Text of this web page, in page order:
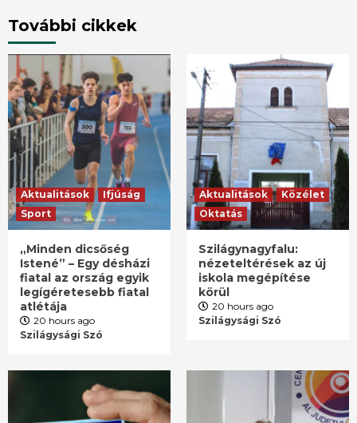
További cikkek
Aktualitások
Ifjúság
Sport
„Minden dicsőség
Istené” – Egy désházi
fiatal az ország egyik
legígéretesebb fiatal
atlétája
20 hours ago
Szilágysági Szó
Aktualitások
Közélet
Oktatás
Szilágynagyfalu:
nézeteltérések az új
iskola megépítése
körül
20 hours ago
Szilágysági Szó